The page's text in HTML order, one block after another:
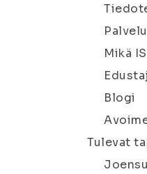
Mikä
Blogi
Tulevat